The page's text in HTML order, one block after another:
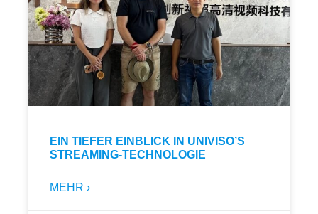
EIN TIEFER EINBLICK IN UNIVISO’S
STREAMING-TECHNOLOGIE
MEHR ›